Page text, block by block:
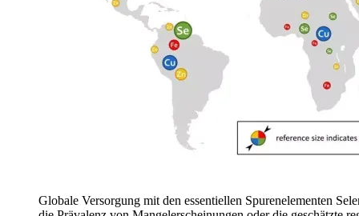
Globale Versorgung mit den essentiellen Spurenelementen